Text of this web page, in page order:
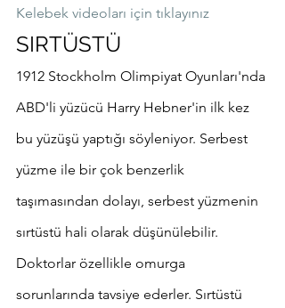
Kelebek videoları için tıklayınız
SIRTÜSTÜ
1912 Stockholm Olimpiyat Oyunları'nda
ABD'li yüzücü Harry Hebner'in ilk kez
bu yüzüşü yaptığı söyleniyor. Serbest
yüzme ile bir çok benzerlik
taşımasından dolayı, serbest yüzmenin
sırtüstü hali olarak düşünülebilir.
Doktorlar özellikle omurga
sorunlarında tavsiye ederler. Sırtüstü